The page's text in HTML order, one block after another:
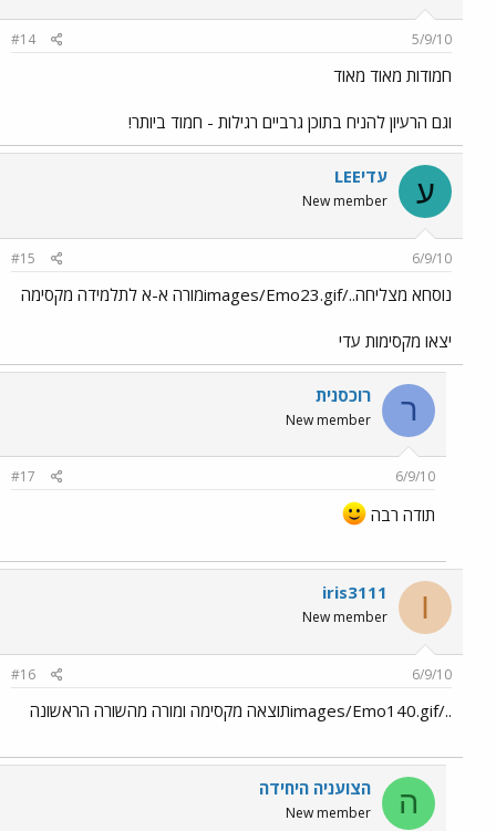
5/9/10
#14
חמודות מאוד מאוד
וגם הרעיון להניח בתוכן גרביים רגילות - חמוד ביותר!
ע עדיLEE
New member
6/9/10
#15
נוסחא מצליחה../images/Emo23.gifמורה א-א לתלמידה מקסימה
יצאו מקסימות עדי
ר רוכסנית
New member
6/9/10
#17
תודה רבה
I
iris3111
New member
6/9/10
#16
../images/Emo140.gifתוצאה מקסימה ומורה מהשורה הראשונה
ה הצועניה היחידה
New member